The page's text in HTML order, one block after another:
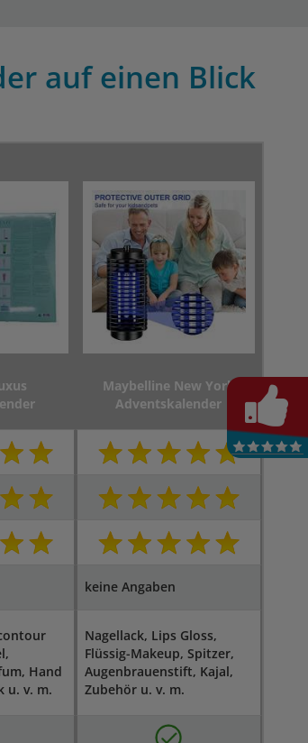
auf einen Blick
Maybelline New York
Adventskalender
keine Angaben
Hand
u. v. m.
Nagellack, Lips Gloss,
Flüssig-Makeup, Spitzer,
Augenbrauenstift, Kajal,
Zubehör u. v. m.